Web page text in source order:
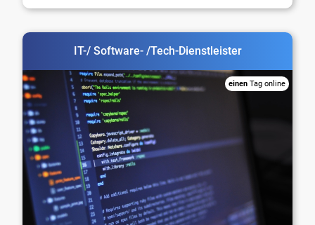
IT-/ Software- /Tech-Dienstleister
einen Tag online